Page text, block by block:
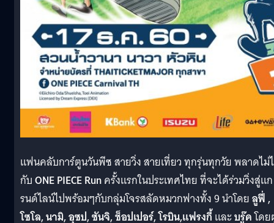
แฟนคลับการ์ตูนวันพีซ สายวิ่ง สายเที่ยว ทุกรุ่นทุกวัย พลาดไม่
กับONE PIECE Runครั้งแรกในประเทศไทย ที่จะได้ร่วมวิ่งสู่แก
รนด์ไลน์ไปพร้อมๆกับกลุ่มโจรสลัดหมวกฟางทั้ง 9 นำโดยลูฟี่ ,
โซโล, นามิ, อุซป, ซันจิ, ช็อปเปอร์, โรบิน,แฟรงกี้ และบรู๊คโด